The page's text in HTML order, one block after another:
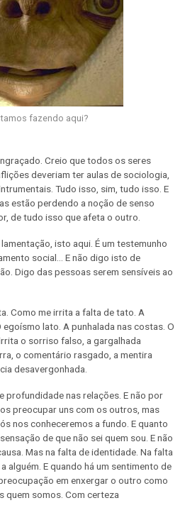
fazendo aqui?
Creio que todos os seres
deveriam ter aulas de sociologia,
Tudo isso, sim, tudo isso. E
estão perdendo a noção de senso
de tudo isso que afeta o outro.
isto aqui. É um testemunho
social… E não digo isto de
Digo das pessoas serem sensíveis ao
Como me irrita a falta de tato. A
lato. A punhalada nas costas. O
o sorriso falso, a gargalhada
o comentário rasgado, a mentira
desavergonhada.
profundidade nas relações. E não por
preocupar uns com os outros, mas
nos conheceremos a fundo. E quanto
de que não sei quem sou. E não
Mas na falta de identidade. Na falta
alguém. E quando há um sentimento de
em enxergar o outro como
quem somos. Com certeza